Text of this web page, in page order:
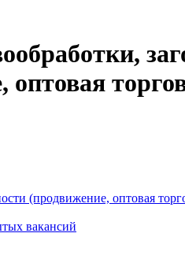
(продвижение, оптовая
вакансий